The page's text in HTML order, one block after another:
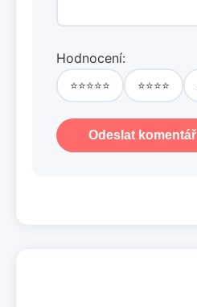
Hodnocení:
⭐⭐⭐⭐⭐ ⭐⭐⭐⭐
Odeslat komentář